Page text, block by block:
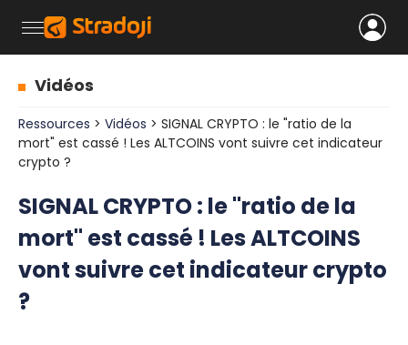
Vidéos
Ressources > Vidéos > SIGNAL CRYPTO : le "ratio de la
mort" est cassé ! Les ALTCOINS vont suivre cet indicateur
crypto ?
SIGNAL CRYPTO : le "ratio de la
mort" est cassé ! Les ALTCOINS
vont suivre cet indicateur crypto
?